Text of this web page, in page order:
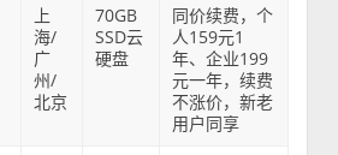
上
海/
广
州/
北京
70GB
SSD云
硬盘
同价续费，个
人159元1
年、企业199
元一年，续费
不涨价，新老
用户同享